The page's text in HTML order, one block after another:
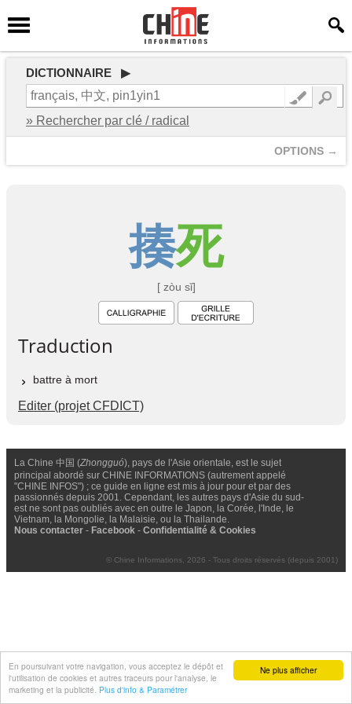
Ne plus afficher
En poursuivant votre navigation, vous acceptez le dépôt et
l'utilisation de cookies et autres traceurs pour l'analyse, le
marketing et la publicité. Plus d'info & Paramétrer
DICTIONNAIRE ▶
» Rechercher par clé / radical
OPTIONS →
揍死
[ zòu sǐ]
Traduction
battre à mort
Editer (projet CFDICT)
La Chine 中国 (Zhongguó), pays de l'Asie orientale, est le sujet
principal abordé sur CHINE INFORMATIONS (autrement appelé
"CHINE INFOS") ; ce guide en ligne est mis à jour pour et par des
passionnés depuis 2001. Cependant, les autres pays d'Asie du sud-
est ne sont pas oubliés avec en outre le Japon, la Corée, l'Inde, le
Vietnam, la Mongolie, la Malaisie, ou la Thailande.
Nous contacter - Facebook - Confidentialité & Cookies
© Chine Informations, 2026 - Tous droits réservés (depuis 2001)